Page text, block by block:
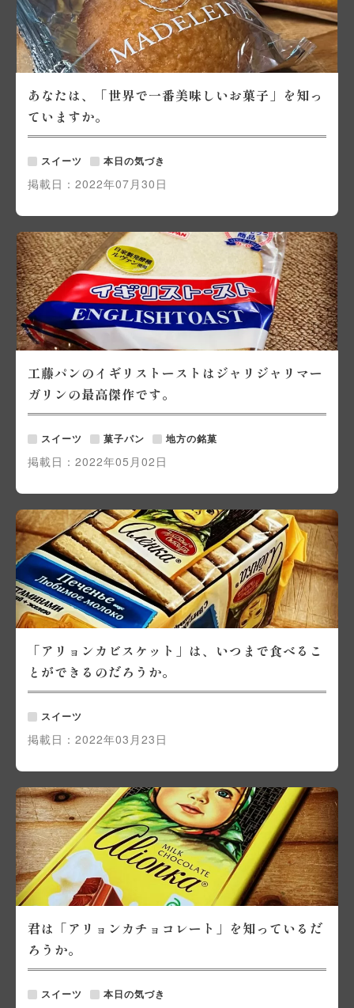
あなたは、「世界で一番美味しいお菓子」を知っ
ていますか。
スイーツ 本日の気づき
掲載日： 2022年07月30日
工藤パンのイギリストーストはジャリジャリマー
ガリンの最高傑作です。
スイーツ 菓子パン 地方の銘菓
掲載日： 2022年05月02日
「アリョンカビスケット」は、いつまで食べるこ
とができるのだろうか。
スイーツ
掲載日： 2022年03月23日
君は「アリョンカチョコレート」を知っているだ
ろうか。
スイーツ 本日の気づき